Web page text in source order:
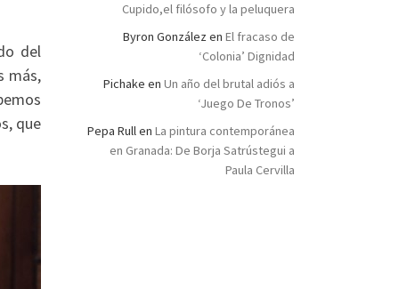
del
más,
que
Cupido,el filósofo y la peluquera
Byron González en El fracaso de
‘Colonia’ Dignidad
Pichake en Un año del brutal adiós a
‘Juego De Tronos’
Pepa Rullen La pintura contemporánea
en Granada: De Borja Satrústegui a
Paula Cervilla